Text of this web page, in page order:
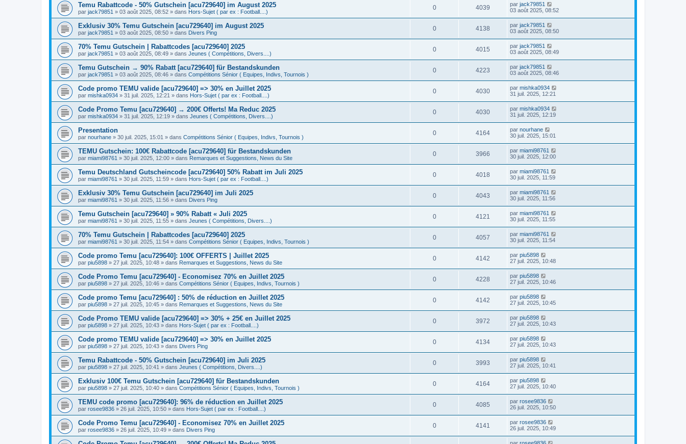
Temu Rabattcode - 50% Gutschein [acu729640] im August 2025
par jack79851 » 03 août 2025, 08:52 » dans Hors-Sujet ( par ex : Football....)
0 4039 par jack79851
03 août 2025, 08:52
Exklusiv 30% Temu Gutschein [acu729640] im August 2025
par jack79851 » 03 août 2025, 08:50 » dans Divers Ping
0 4138 par jack79851
03 août 2025, 08:50
70% Temu Gutschein | Rabattcodes [acu729640] 2025
par jack79851 » 03 août 2025, 08:49 » dans Jeunes ( Compétitions, Divers....)
0 4015 par jack79851
03 août 2025, 08:49
Temu Gutschein → 90% Rabatt [acu729640] für Bestandskunden
par jack79851 » 03 août 2025, 08:46 » dans Compétitions Sénior ( Equipes, Indivs, Tournois )
0 4223 par jack79851
03 août 2025, 08:46
Code promo TEMU valide [acu729640] => 30% en Juillet 2025
par mishka0934 » 31 juil. 2025, 12:21 » dans Hors-Sujet ( par ex : Football....)
0 4030 par mishka0934
31 juil. 2025, 12:21
Code Promo Temu [acu729640] → 200€ Offerts! Ma Reduc 2025
par mishka0934 » 31 juil. 2025, 12:19 » dans Jeunes ( Compétitions, Divers....)
0 4030 par mishka0934
31 juil. 2025, 12:19
Presentation
par nourhane » 30 juil. 2025, 15:01 » dans Compétitions Sénior ( Equipes, Indivs, Tournois )
0 4164 par nourhane
30 juil. 2025, 15:01
TEMU Gutschein: 100€ Rabattcode [acu729640] für Bestandskunden
par miami98761 » 30 juil. 2025, 12:00 » dans Remarques et Suggestions, News du Site
0 3966 par miami98761
30 juil. 2025, 12:00
Temu Deutschland Gutscheincode [acu729640] 50% Rabatt im Juli 2025
par miami98761 » 30 juil. 2025, 11:59 » dans Hors-Sujet ( par ex : Football....)
0 4018 par miami98761
30 juil. 2025, 11:59
Exklusiv 30% Temu Gutschein [acu729640] im Juli 2025
par miami98761 » 30 juil. 2025, 11:56 » dans Divers Ping
0 4043 par miami98761
30 juil. 2025, 11:56
Temu Gutschein [acu729640] » 90% Rabatt « Juli 2025
par miami98761 » 30 juil. 2025, 11:55 » dans Jeunes ( Compétitions, Divers....)
0 4121 par miami98761
30 juil. 2025, 11:55
70% Temu Gutschein | Rabattcodes [acu729640] 2025
par miami98761 » 30 juil. 2025, 11:54 » dans Compétitions Sénior ( Equipes, Indivs, Tournois )
0 4057 par miami98761
30 juil. 2025, 11:54
Code promo Temu [acu729640]: 100€ OFFERTS | Juillet 2025
par piu5898 » 27 juil. 2025, 10:48 » dans Remarques et Suggestions, News du Site
0 4142 par piu5898
27 juil. 2025, 10:48
Code Promo Temu [acu729640] - Economisez 70% en Juillet 2025
par piu5898 » 27 juil. 2025, 10:46 » dans Compétitions Sénior ( Equipes, Indivs, Tournois )
0 4228 par piu5898
27 juil. 2025, 10:46
Code promo Temu [acu729640] : 50% de réduction en Juillet 2025
par piu5898 » 27 juil. 2025, 10:45 » dans Remarques et Suggestions, News du Site
0 4142 par piu5898
27 juil. 2025, 10:45
Code Promo TEMU valide [acu729640] => 30% + 25€ en Juillet 2025
par piu5898 » 27 juil. 2025, 10:43 » dans Hors-Sujet ( par ex : Football....)
0 3972 par piu5898
27 juil. 2025, 10:43
Code promo TEMU valide [acu729640] => 30% en Juillet 2025
par piu5898 » 27 juil. 2025, 10:43 » dans Divers Ping
0 4134 par piu5898
27 juil. 2025, 10:43
Temu Rabattcode - 50% Gutschein [acu729640] im Juli 2025
par piu5898 » 27 juil. 2025, 10:41 » dans Jeunes ( Compétitions, Divers....)
0 3993 par piu5898
27 juil. 2025, 10:41
Exklusiv 100€ Temu Gutschein [acu729640] für Bestandskunden
par piu5898 » 27 juil. 2025, 10:40 » dans Compétitions Sénior ( Equipes, Indivs, Tournois )
0 4164 par piu5898
27 juil. 2025, 10:40
TEMU code promo [acu729640]: 96% de réduction en Juillet 2025
par rosee9836 » 26 juil. 2025, 10:50 » dans Hors-Sujet ( par ex : Football....)
0 4085 par rosee9836
26 juil. 2025, 10:50
Code Promo Temu [acu729640] - Economisez 70% en Juillet 2025
par rosee9836 » 26 juil. 2025, 10:49 » dans Divers Ping
0 4141 par rosee9836
26 juil. 2025, 10:49
par rosee9836